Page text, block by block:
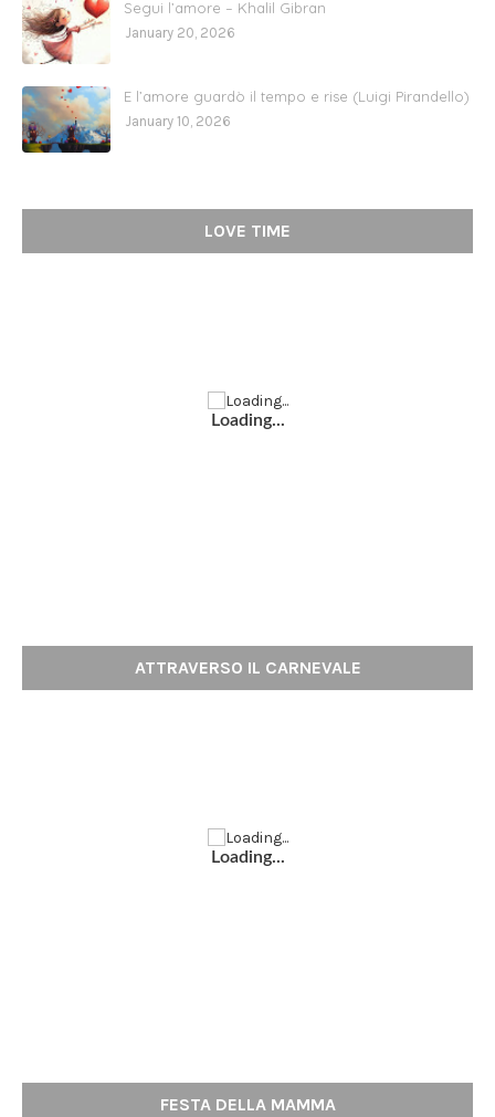
Segui l’amore – Khalil Gibran
January 20, 2026
E l’amore guardò il tempo e rise (Luigi Pirandello)
January 10, 2026
LOVE TIME
Loading...
ATTRAVERSO IL CARNEVALE
Loading...
FESTA DELLA MAMMA